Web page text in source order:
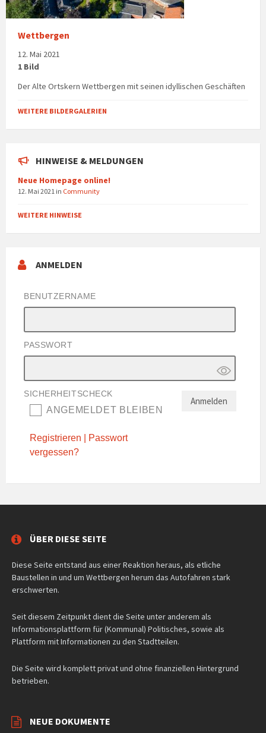
Wettbergen
12. Mai 2021
1 Bild
Der Alte Ortskern Wettbergen mit seinen idyllischen Geschäften
WEITERE BILDERGALERIEN
HINWEISE & MELDUNGEN
Neue Homepage online!
12. Mai 2021 in Community
WEITERE HINWEISE
ANMELDEN
BENUTZERNAME
PASSWORT
SICHERHEITSCHECK
ANGEMELDET BLEIBEN
Registrieren
Passwort
vergessen?
ÜBER DIESE SEITE
Diese Seite entstand aus einer Reaktion heraus, als etliche
Baustellen in und um Wettbergen herum das Autofahren stark
erschwerten.
Seit diesem Zeitpunkt dient die Seite unter anderem als
Informationsplattform für (Kommunal) Politisches, sowie als
Plattform mit Informationen zu den Stadtteilen.
Die Seite wird komplett privat und ohne finanziellen Hintergrund
betrieben.
NEUE DOKUMENTE